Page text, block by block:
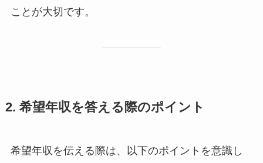
ことが大切です。
2. 希望年収を答える際のポイント
希望年収を伝える際は、以下のポイントを意識し